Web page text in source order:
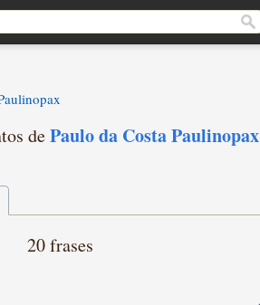
dePaulo da Costa Paulinopax
20 frases